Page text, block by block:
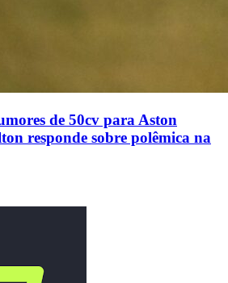
de 50cv para Aston
responde sobre polêmica na